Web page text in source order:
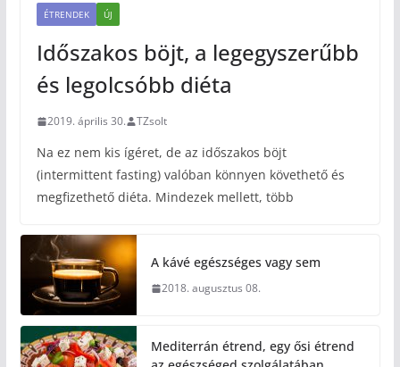
ÉTRENDEK ÚJ
Időszakos böjt, a legegyszerűbb
és legolcsóbb diéta
2019. április 30. TZsolt
Na ez nem kis ígéret, de az időszakos böjt
(intermittent fasting) valóban könnyen követhető és
megfizethető diéta. Mindezek mellett, több
A kávé egészséges vagy sem
2018. augusztus 08.
Mediterrán étrend, egy ősi étrend